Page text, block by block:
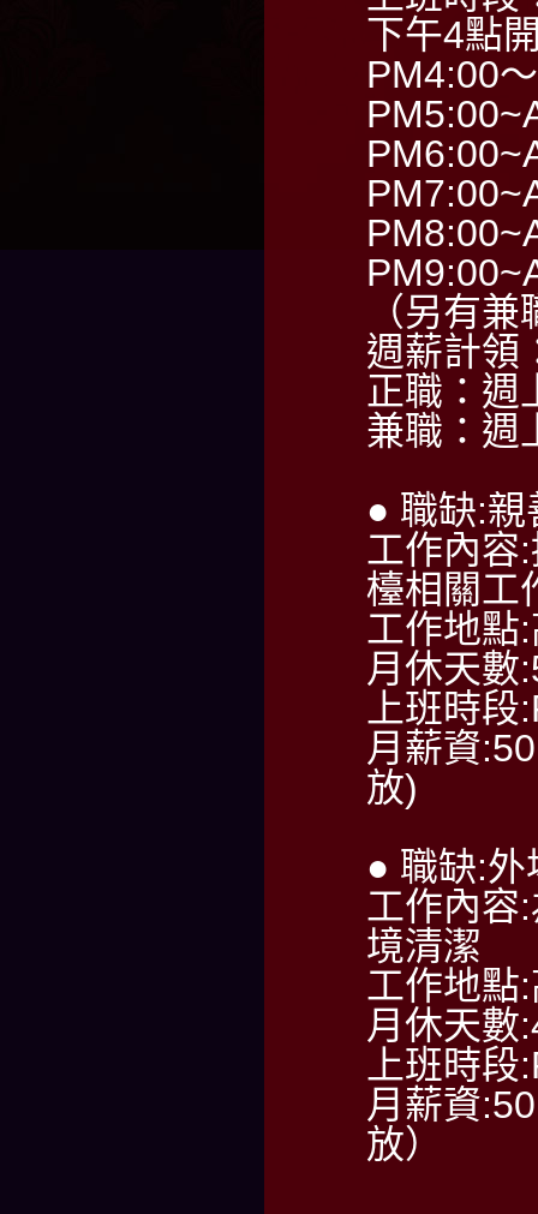
下午4點
PM4:00
（另有
週薪計領
正職：週
兼職：週
● 職缺:
工作內容
檯相關工
工作地點
月休天數
上班時
月薪資
放)
● 職缺:外
工作內容
境清潔
工作地點
月休天數
上班時
月薪資
放）